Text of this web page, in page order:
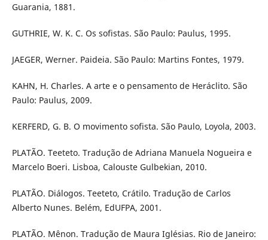
Guarania, 1881.
GUTHRIE, W. K. C. Os sofistas. São Paulo: Paulus, 1995.
JAEGER, Werner. Paideia. São Paulo: Martins Fontes, 1979.
KAHN, H. Charles. A arte e o pensamento de Heráclito. São
Paulo: Paulus, 2009.
KERFERD, G. B. O movimento sofista. São Paulo, Loyola, 2003.
PLATÃO. Teeteto. Tradução de Adriana Manuela Nogueira e
Marcelo Boeri. Lisboa, Calouste Gulbekian, 2010.
PLATÃO. Diálogos. Teeteto, Crátilo. Tradução de Carlos
Alberto Nunes. Belém, EdUFPA, 2001.
PLATÃO. Mênon. Tradução de Maura Iglésias. Rio de Janeiro: